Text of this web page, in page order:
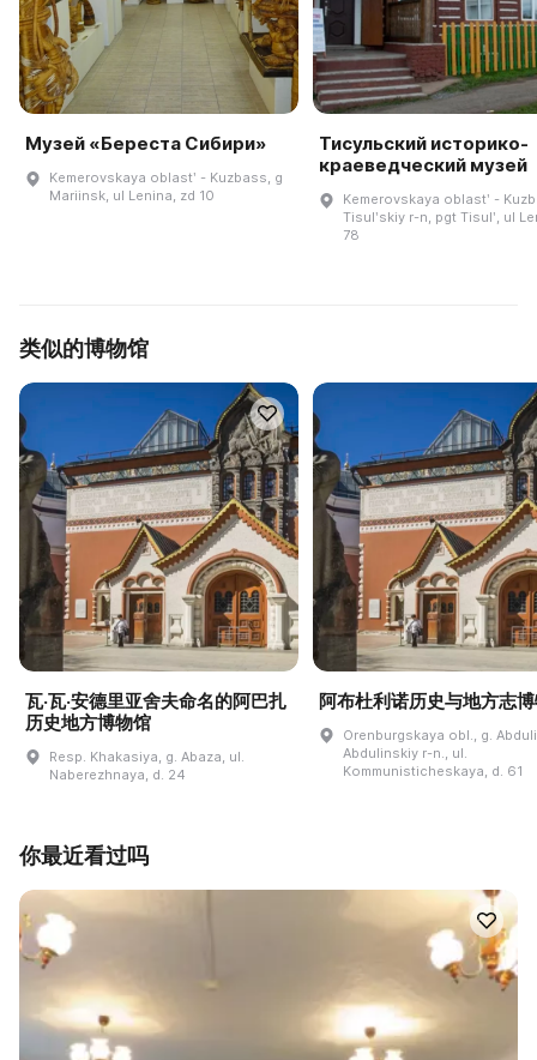
Музей «Береста Сибири»
Kemerovskaya oblastʹ - Kuzbass, g
Mariinsk, ul Lenina, zd 10
Тисульский историко-
краеведческий музей
Kemerovskaya oblastʹ -
Tisulʹskiy r-n, pgt Tisulʹ, ul
78
类似的博物馆
瓦·瓦·安德里亚舍夫命名的阿巴扎
历史地方博物馆
Resp. Khakasiya, g. Abaza, ul.
Naberezhnaya, d. 24
阿布杜利诺历史与地方志
Orenburgskaya obl., g.
Abdulinskiy r-n., ul.
Kommunisticheskaya, d. 61
你最近看过吗